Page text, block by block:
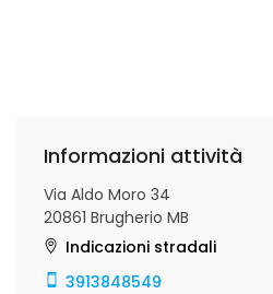
Informazioni attività
Via Aldo Moro 34
20861 Brugherio MB
Indicazioni stradali
3913848549